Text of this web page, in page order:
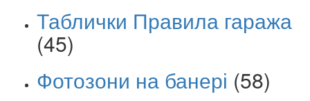
Таблички Правила гаража
(45)
Фотозони на банері (58)